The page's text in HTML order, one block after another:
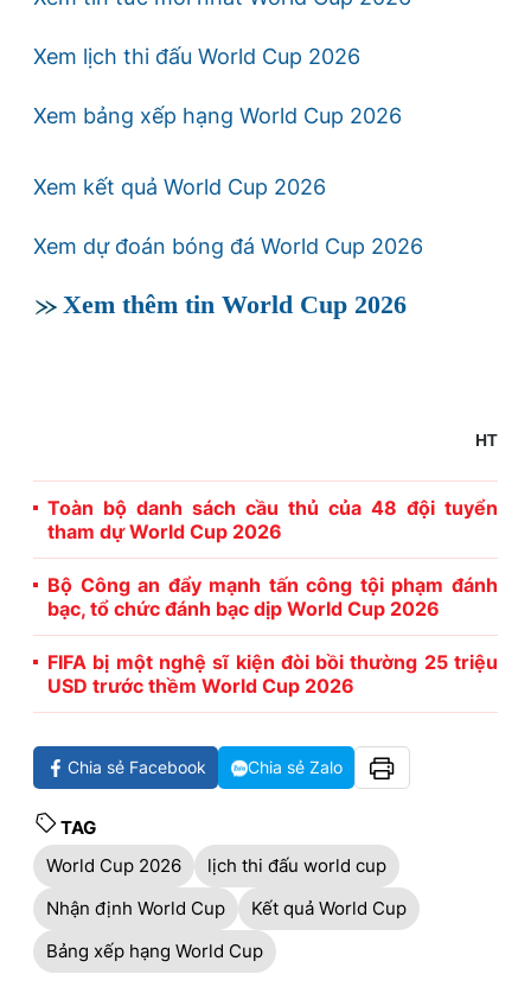
Xem lịch thi đấu World Cup 2026
Xem bảng xếp hạng World Cup 2026
Xem kết quả World Cup 2026
Xem dự đoán bóng đá World Cup 2026
Xem thêm tin World Cup 2026
HT
Toàn bộ danh sách cầu thủ của 48 đội tuyển
tham dự World Cup 2026
Bộ Công an đẩy mạnh tấn công tội phạm đánh
bạc, tổ chức đánh bạc dịp World Cup 2026
FIFA bị một nghệ sĩ kiện đòi bồi thường 25 triệu
USD trước thềm World Cup 2026
Chia sẻ Facebook Chia sẻ Zalo
TAG
World Cup 2026
lịch thi đấu world cup
Nhận định World Cup
Kết quả World Cup
Bảng xếp hạng World Cup